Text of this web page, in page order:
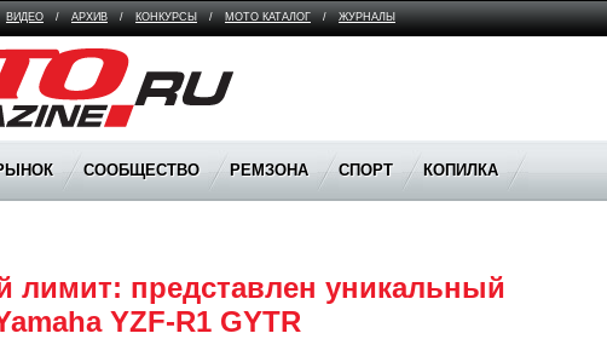
ВИДЕО / АРХИВ / КОНКУРСЫ / МОТО КАТАЛОГ / ЖУРНАЛЫ
СООБЩЕСТВО РЕМЗОНА СПОРТ КОПИЛКА
представлен уникальный
YZF-R1 GYTR